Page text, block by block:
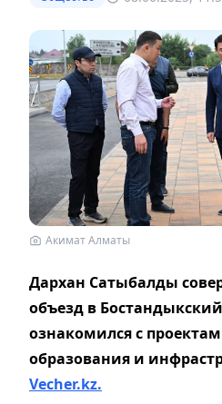
Акимат Алматы
Дархан Сатыбалды
объезд в
ознакомился с
образования и
Vecher.kz.